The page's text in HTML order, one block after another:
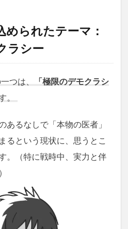
められたテーマ：
ラシー
つは、 「極限のデモクラシ
。
あるなしで「本物の医者」
るという現状に、思うとこ
。（特に戦時中、実力と伴